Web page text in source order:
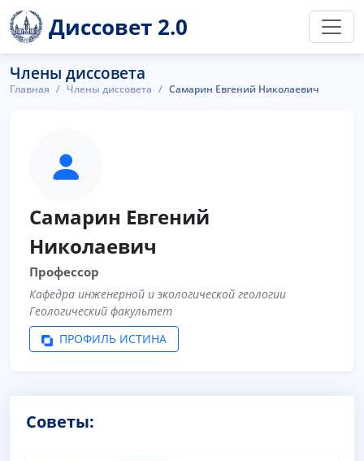
Диссовет 2.0
Члены диссовета
Главная Члены диссовета Самарин Евгений Николаевич
Самарин Евгений
Николаевич
Профессор
Кафедра инженерной и экологической геологии
Геологический факультет
ПРОФИЛЬ ИСТИНА
Советы: